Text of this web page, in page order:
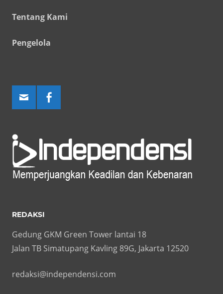
Tentang Kami
Pengelola
REDAKSI
Gedung GKM Green Tower lantai 18
Jalan TB Simatupang Kavling 89G, Jakarta 12520
redaksi@independensi.com